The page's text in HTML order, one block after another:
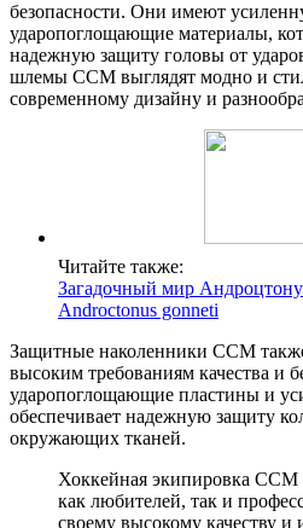
безопасности. Они имеют
ударопоглощающие материалы,
надежную защиту головы от
шлемы CCM выглядят модно и
современному дизайну и
Читайте также:
Загадочный мир
Androctonus gonneti
Защитные наколенники CCM
высоким требованиям качества и
ударопоглощающие пластины и
обеспечивает надежную защиту
окружающих тканей.
Хоккейная экипировка CCM
как любителей, так и
своему высокому качеству